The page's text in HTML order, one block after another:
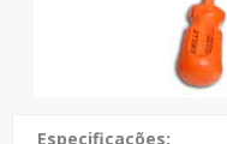
Especificações: